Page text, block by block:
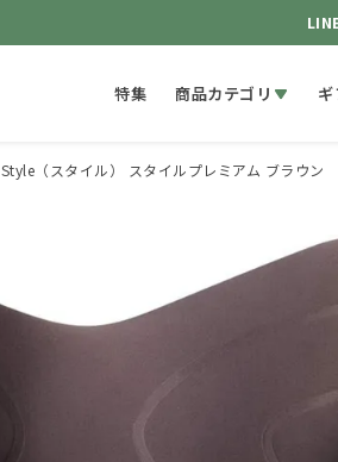
特集 商品カテゴリ
Style（スタイル） スタイルプレミアム ブラウン